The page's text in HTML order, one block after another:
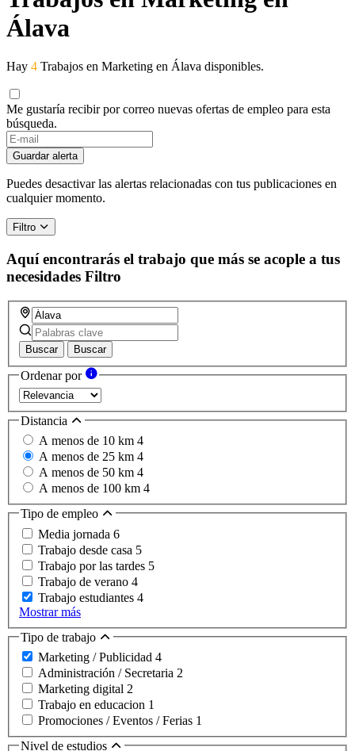
Álava
Hay 4 Trabajos en Marketing en Álava disponibles.
Me gustaría recibir por correo nuevas ofertas de empleo para esta
búsqueda.
Guardar alerta
Puedes desactivar las alertas relacionadas con tus publicaciones en
cualquier momento.
Filtro
Aquí encontrarás el trabajo que más se acople a tus
necesidades Filtro
Buscar Buscar
Ordenar por
Distancia
A menos de 10 km 4
A menos de 25 km 4
A menos de 50 km 4
A menos de 100 km 4
Tipo de empleo
Media jornada 6
Trabajo desde casa 5
Trabajo por las tardes 5
Trabajo de verano 4
Trabajo estudiantes 4
Mostrar más
Tipo de trabajo
Marketing / Publicidad 4
Administración / Secretaria 2
Marketing digital 2
Trabajo en educacion 1
Promociones / Eventos / Ferias 1
Nivel de estudios